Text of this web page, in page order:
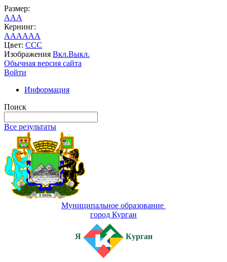
Размер:
AAA
Кернинг:
AAAAAA
Цвет: CCC
Изображения Вкл.Выкл.
Обычная версия сайта
Войти
Информация
Поиск
Все результаты
Муниципальное образование
город Курган
Я Курган